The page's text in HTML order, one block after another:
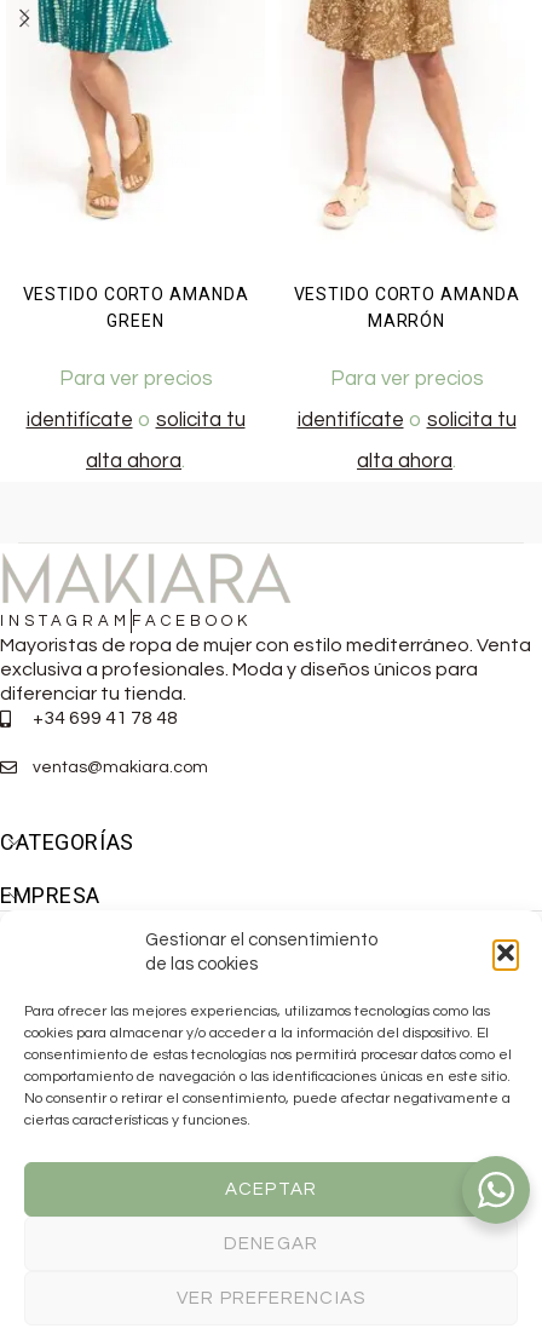
Gestionar el consentimiento
de las cookies
Para ofrecer las mejores experiencias, utilizamos tecnologías como las
cookies para almacenar y/o acceder a la información del dispositivo. El
consentimiento de estas tecnologías nos permitirá procesar datos como el
comportamiento de navegación o las identificaciones únicas en este sitio.
No consentir o retirar el consentimiento, puede afectar negativamente a
ciertas características y funciones.
ACEPTAR
DENEGAR
VER PREFERENCIAS
VESTIDO CORTO AMANDA
GREEN
Para ver precios
identifícate o solicita tu
alta ahora.
VESTIDO CORTO AMANDA
MARRÓN
Para ver precios
identifícate o solicita tu
alta ahora.
INSTAGRAM FACEBOOK
Mayoristas de ropa de mujer con estilo mediterráneo. Venta
exclusiva a profesionales. Moda y diseños únicos para
diferenciar tu tienda.
+34 699 41 78 48
ventas@makiara.com
CATEGORÍAS
EMPRESA
NextGenerationEU, el Plan de Recuperación, Transformación y